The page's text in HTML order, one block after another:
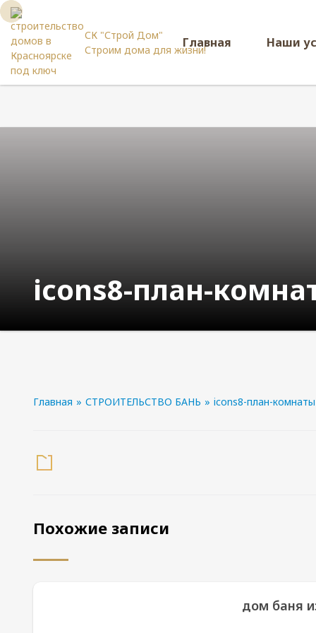
СК "Строй Дом"
Строим дома для жизни!Главная Наши
icons8-план-
Главная » СТРОИТЕЛЬСТВО БАНЬ » icons8-план-
Похожие записи
дом баня